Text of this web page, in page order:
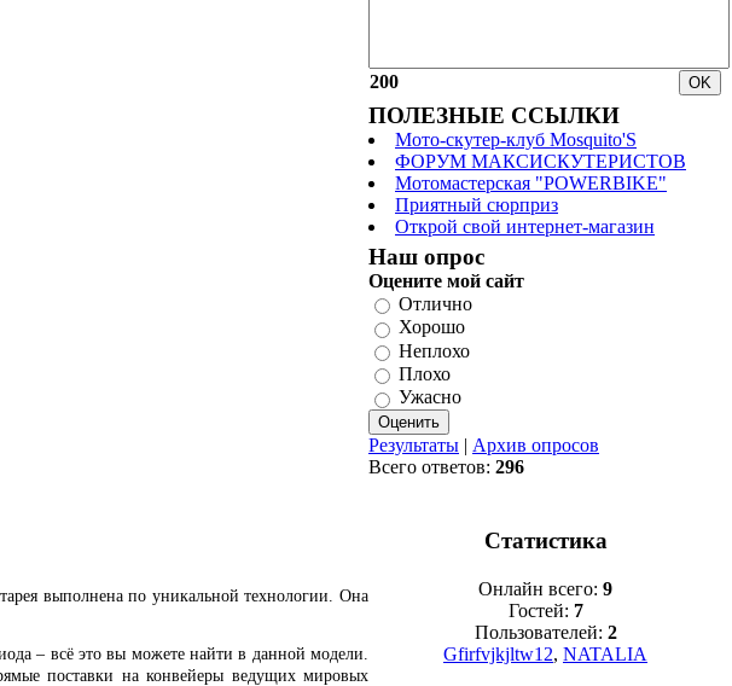
выполнена по уникальной технологии. Она
– всё это вы можете найти в данной модели.
поставки на конвейеры ведущих мировых
200
ПОЛЕЗНЫЕ ССЫЛКИ
Мото-скутер-клуб Mosquito'S
ФОРУМ МАКСИСКУТЕРИСТОВ
Мотомастерская "POWERBIKE"
Приятный сюрприз
Открой свой интернет-магазин
Наш опрос
Оцените мой сайт
Отлично
Хорошо
Неплохо
Плохо
Ужасно
Результаты | Архив опросов
Всего ответов: 296
Статистика
Онлайн всего: 9
Гостей: 7
Пользователей: 2
Gfirfvjkjltw12, NATALIA